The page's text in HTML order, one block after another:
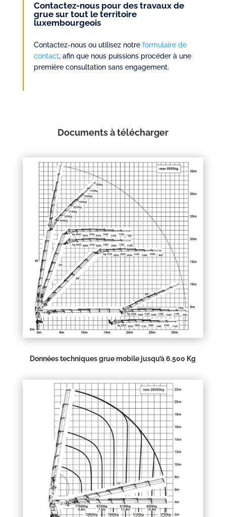
Contactez-nous pour des travaux de
grue sur tout le territoire
luxembourgeois
Contactez-nous ou utilisez notre formulaire de
contact, afin que nous puissions procéder à une
première consultation sans engagement.
Documents à télécharger
Données techniques grue mobile jusqu’à 6.500 Kg